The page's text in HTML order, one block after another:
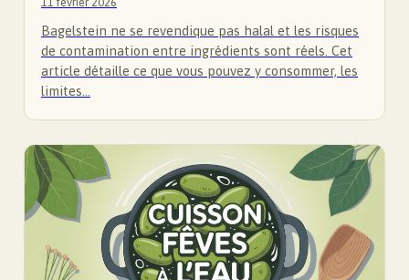
Bagelstein ne se revendique pas halal et les risques
de contamination entre ingrédients sont réels. Cet
article détaille ce que vous pouvez y consommer, les
limites…